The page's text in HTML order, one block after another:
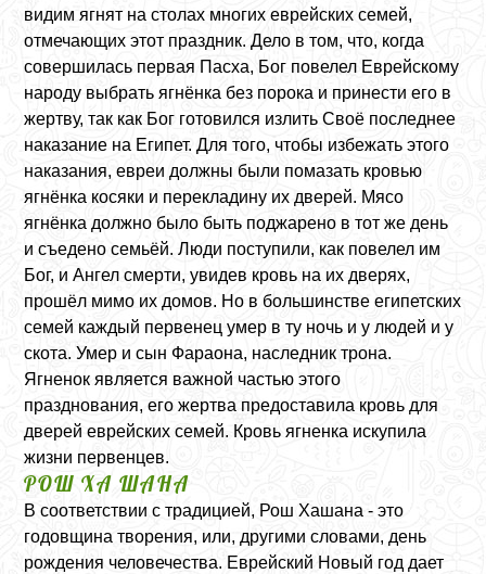
видим ягнят на столах многих еврейских семей,
отмечающих этот праздник. Дело в том, что, когда
совершилась первая Пасха, Бог повелел Еврейскому
народу выбрать ягнёнка без порока и принести его в
жертву, так как Бог готовился излить Своё последнее
наказание на Египет. Для того, чтобы избежать этого
наказания, евреи должны были помазать кровью
ягнёнка косяки и перекладину их дверей. Мясо
ягнёнка должно было быть поджарено в тот же день
и съедено семьёй. Люди поступили, как повелел им
Бог, и Ангел смерти, увидев кровь на их дверях,
прошёл мимо их домов. Но в большинстве eгипетских
семей каждый первeнец умер в ту ночь и у людей и у
скота. Умер и сын Фараона, наследник трона.
Ягненок является важной частью этого
празднования, его жертва предоставила кровь для
дверей еврейских семей. Кровь ягненка искупила
жизни первенцев.
РОШ ХА ШАНА
В соответствии с традицией, Рош Хашана - это
годовщина творения, или, другими словами, день
рождения человечества. Еврейский Новый год дает